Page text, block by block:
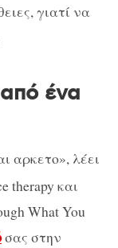
γιατί να
ένα
αρκετο», λέει
therapy και
What You
σας στην